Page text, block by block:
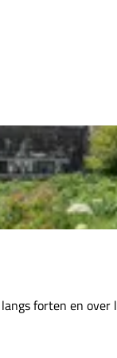
forten en